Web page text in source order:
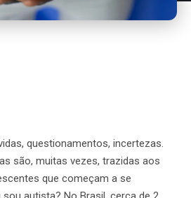
questionamentos, incertezas.
são, muitas vezes, trazidas aos
que começam a se